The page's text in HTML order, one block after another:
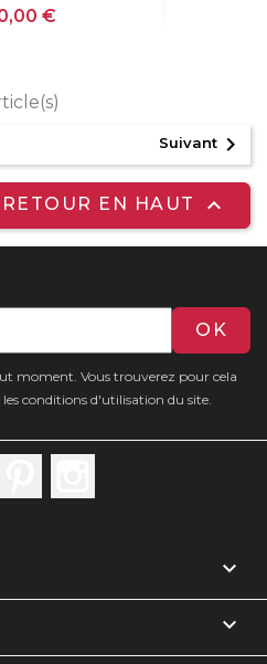
€
Suivant 
RETOUR EN HAUT 
moment. Vous trouverez pour cela
conditions d'utilisation du site.

